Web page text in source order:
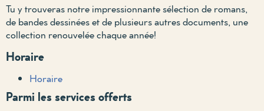
Tu y trouveras notre impressionnante sélection de romans,
de bandes dessinées et de plusieurs autres documents, une
collection renouvelée chaque année!
Horaire
Horaire
Parmi les services offerts